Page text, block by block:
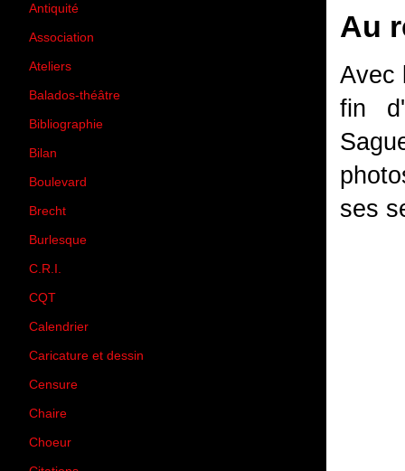
Au
Avec
fin
ses
Antiquité
Association
Ateliers
Balados-théâtre
Bibliographie
Bilan
Boulevard
Brecht
Burlesque
C.R.I.
CQT
Calendrier
Caricature et dessin
Censure
Chaire
Choeur